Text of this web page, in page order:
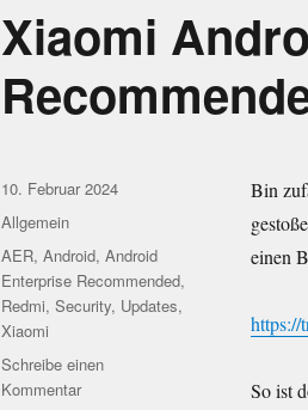
Xiaomi
Bin
einen
https://
So ist
Veröffentlicht
am
10. Februar 2024
Kategorien
Allgemein
Schlagwörter
AER, Android, Android
Enterprise Recommended,
Redmi, Security, Updates,
Xiaomi
Schreibe einen
Kommentarzu